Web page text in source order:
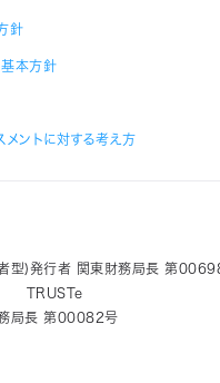
針
本方針
メントに対する考え方
型)発行者 関東財務局長 第
TRUSTe
局長 第00082号